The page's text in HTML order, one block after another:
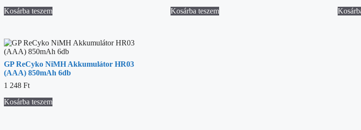
Kosárba teszem
Kosárba teszem
GP ReCyko NiMH Akkumulátor HR03
(AAA) 850mAh 6db
1 248 Ft
Kosárba teszem